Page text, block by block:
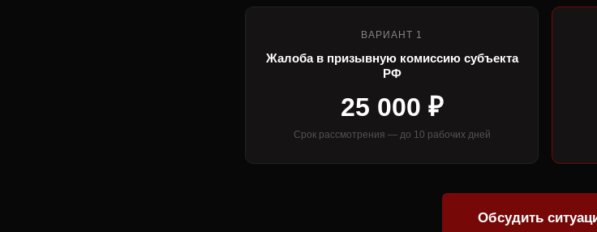
ВАРИАНТ 1
Жалоба в призывную комиссию субъекта
РФ
25 000 ₽
Срок рассмотрения — до 10 рабочих дней
Обсудить